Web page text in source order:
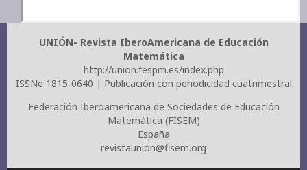
UNIÓN- Revista IberoAmericana de Educación
Matemática
http://union.fespm.es/index.php
ISSNe 1815-0640 | Publicación con periodicidad cuatrimestral
Federación Iberoamericana de Sociedades de Educación
Matemática (FISEM)
España
revistaunion@fisem.org